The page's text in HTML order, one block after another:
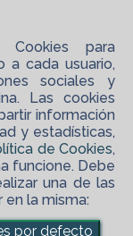
Cookies para
a cada usuario,
sociales y
Las cookies
información
y estadísticas,
de Cookies,
funcione. Debe
una de las
la misma:
por defecto